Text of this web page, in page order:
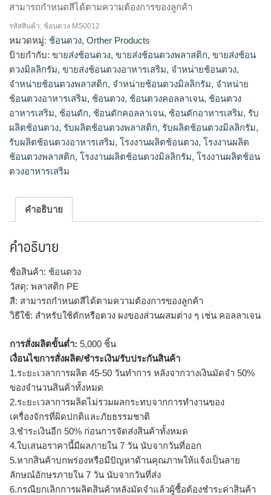
สามารถกำหนดสีได้ตามความต้องการของลูกค้า
ขายส่งช้อนตวง, ขายส่งช้อนตวงพลาสติก, ขายส่งช้อนตวง
มิลลิกรัม, ขายส่งช้อนตวงอาหารเสริม, จำหน่ายช้อนตวง, จำหน่าย
ช้อนตวงพลาสติก, จำหน่ายช้อนตวงมิลลิกรัม, จำหน่ายช้อนตวง
อาหารเสริม, ช้อนตวง, ช้อนตวงคอลลาเจน, ช้อนตวงอาหารเสริม,
ช้อนตัก, ช้อนตักคอลลาเจน, ช้อนตักอาหารเสริม, รับผลิตช้อนตวง,
รับผลิตช้อนตวงพลาสติก, รับผลิตช้อนตวงมิลลิกรัม, รับผลิตช้อน
ตวงอาหารเสริม, โรงงานผลิตช้อนตวง, โรงงานผลิตช้อนตวง
พลาสติก, โรงงานผลิตช้อนตวงมิลลิกรัม, โรงงานผลิตช้อนตวง
อาหารเสริม
รหัสสินค้า: ช้อนตวง MS0012
หมวดหมู่: ช้อนตวง, Orther Products
ป้ายกำกับ: ขายส่งช้อนตวง, ขายส่งช้อนตวงพลาสติก, ขายส่งช้อน
ตวงมิลลิกรัม, ขายส่งช้อนตวงอาหารเสริม, จำหน่ายช้อนตวง,
จำหน่ายช้อนตวงพลาสติก, จำหน่ายช้อนตวงมิลลิกรัม, จำหน่าย
ช้อนตวงอาหารเสริม, ช้อนตวง, ช้อนตวงคอลลาเจน, ช้อนตวง
อาหารเสริม, ช้อนตัก, ช้อนตักคอลลาเจน, ช้อนตักอาหารเสริม, รับ
ผลิตช้อนตวง, รับผลิตช้อนตวงพลาสติก, รับผลิตช้อนตวงมิลลิกรัม,
รับผลิตช้อนตวงอาหารเสริม, โรงงานผลิตช้อนตวง, โรงงานผลิต
ช้อนตวงพลาสติก, โรงงานผลิตช้อนตวงมิลลิกรัม, โรงงานผลิตช้อน
ตวงอาหารเสริม
คำอธิบาย
คำอธิบาย
ชื่อสินค้า: ช้อนตวง
วัสดุ: พลาสติก PE
สี: สามารถกำหนดสีได้ตามความต้องการของลูกค้า
วิธีใช้: สำหรับใช้ตักหรือตวง ผงของส่วนผสมต่าง ๆ เช่น คอลลาเจน
การสั่งผลิตขั้นต่ำ: 5,000 ชิ้น
เงื่อนไขการสั่งผลิต/ชำระเงิน/รับประกันสินค้า
1.ระยะเวลาการผลิต 45-50 วันทำการ หลังจากวางเงินมัดจำ 50%
ของจำนวนสินค้าทั้งหมด
2.ระยะเวลาการผลิตไม่รวมผลกระทบจากการทำงานของ
เครื่องจักรที่ผิดปกติและภัยธรรมชาติ
3.ชำระเงินอีก 50% ก่อนการจัดส่งสินค้าทั้งหมด
4.ใบเสนอราคานี้มีผลภายใน 7 วัน นับจากวันที่ออก
5.หากสินค้าบกพร่องหรือมีปัญหาด้านคุณภาพให้แจ้งเป็นลาย
ลักษณ์อักษรภายใน 7 วัน นับจากวันที่ส่ง
6.กรณียกเลิกการผลิตสินค้าหลังมัดจำแล้วผู้ซื้อต้องชำระค่าสินค้า